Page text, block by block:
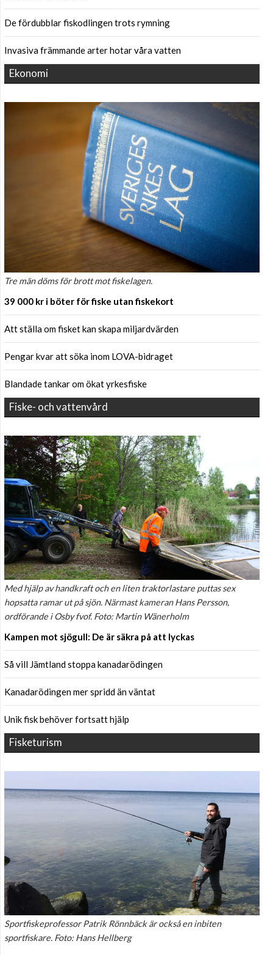
De fördubblar fiskodlingen trots rymning
Invasiva främmande arter hotar våra vatten
Ekonomi
Tre män döms för brott mot fiskelagen.
39 000 kr i böter för fiske utan fiskekort
Att ställa om fisket kan skapa miljardvärden
Pengar kvar att söka inom LOVA-bidraget
Blandade tankar om ökat yrkesfiske
Fiske- och vattenvård
Med hjälp av handkraft och en liten traktorlastare puttas sex
hopsatta ramar ut på sjön. Närmast kameran Hans Persson,
ordförande i Osby fvof. Foto: Martin Wänerholm
Kampen mot sjögull: De är säkra på att lyckas
Så vill Jämtland stoppa kanadarödingen
Kanadarödingen mer spridd än väntat
Unik fisk behöver fortsatt hjälp
Fisketurism
Sportfiskeprofessor Patrik Rönnbäck är också en inbiten
sportfiskare. Foto: Hans Hellberg